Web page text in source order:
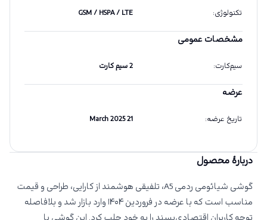
تکنولوژی:
GSM / HSPA / LTE
مشخصات عمومی
سیم‌کارت: 2 سیم کارت
عرضه
تاریخ عرضه:
21 March 2025
دربارهٔ محصول
گوشی شیائومی ردمی A5، تلفیقی هوشمند از کارایی، طراحی و قیمت
مناسب است که با عرضه در فروردین ۱۴۰۴ وارد بازار شد و بلافاصله